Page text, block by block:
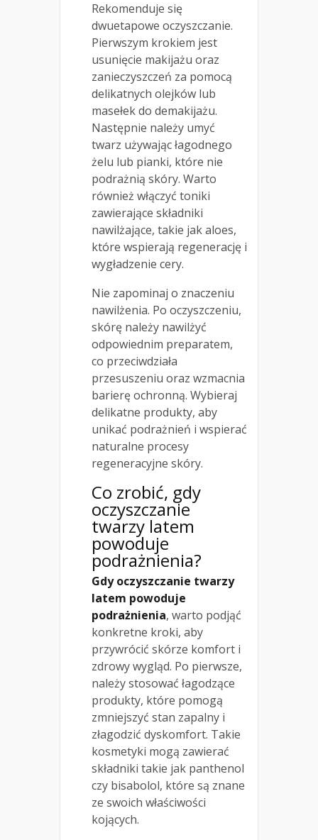
Rekomenduje się
dwuetapowe oczyszczanie.
Pierwszym krokiem jest
usunięcie makijażu oraz
zanieczyszczeń za pomocą
delikatnych olejków lub
masełek do demakijażu.
Następnie należy umyć
twarz używając łagodnego
żelu lub pianki, które nie
podrażnią skóry. Warto
również włączyć toniki
zawierające składniki
nawilżające, takie jak aloes,
które wspierają regenerację i
wygładzenie cery.
Nie zapominaj o znaczeniu
nawilżenia. Po oczyszczeniu,
skórę należy nawilżyć
odpowiednim preparatem,
co przeciwdziała
przesuszeniu oraz wzmacnia
barierę ochronną. Wybieraj
delikatne produkty, aby
unikać podrażnień i wspierać
naturalne procesy
regeneracyjne skóry.
Co zrobić, gdy
oczyszczanie
twarzy latem
powoduje
podrażnienia?
Gdy oczyszczanie twarzy
latem powoduje
podrażnienia, warto podjąć
konkretne kroki, aby
przywrócić skórze komfort i
zdrowy wygląd. Po pierwsze,
należy stosować łagodzące
produkty, które pomogą
zmniejszyć stan zapalny i
złagodzić dyskomfort. Takie
kosmetyki mogą zawierać
składniki takie jak panthenol
czy bisabolol, które są znane
ze swoich właściwości
kojących.